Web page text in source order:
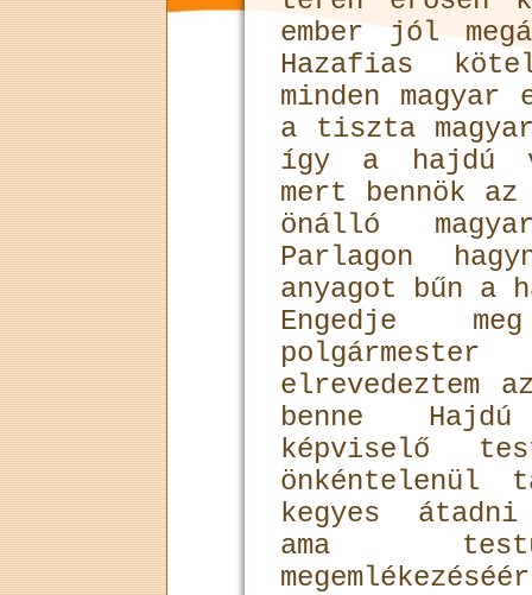
ember jól
Hazafias
minden magyar
a tiszta
így a hajdú
mert bennök
önálló
Parlagon
anyagot bűn a
Engedje
elrevedeztem
benne
képviselő
önkéntelenül
kegyes
ama